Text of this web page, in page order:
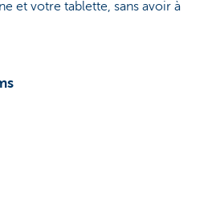
et votre tablette, sans avoir à